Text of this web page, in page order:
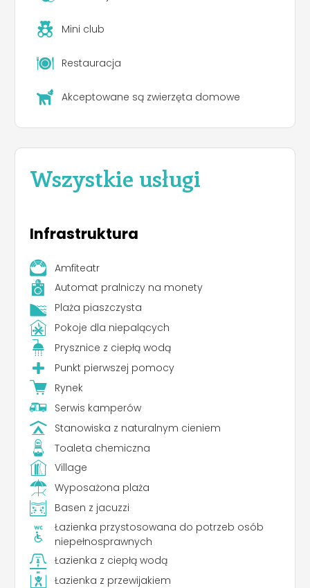
Mini club
Restauracja
Akceptowane są zwierzęta domowe
Wszystkie usługi
Infrastruktura
Amfiteatr
Automat pralniczy na monety
Plaża piaszczysta
Pokoje dla niepalących
Prysznice z ciepłą wodą
Punkt pierwszej pomocy
Rynek
Serwis kamperów
Stanowiska z naturalnym cieniem
Toaleta chemiczna
Village
Wyposażona plaża
Basen z jacuzzi
Łazienka przystosowana do potrzeb osób
niepełnosprawnych
Łazienka z ciepłą wodą
Łazienka z przewijakiem